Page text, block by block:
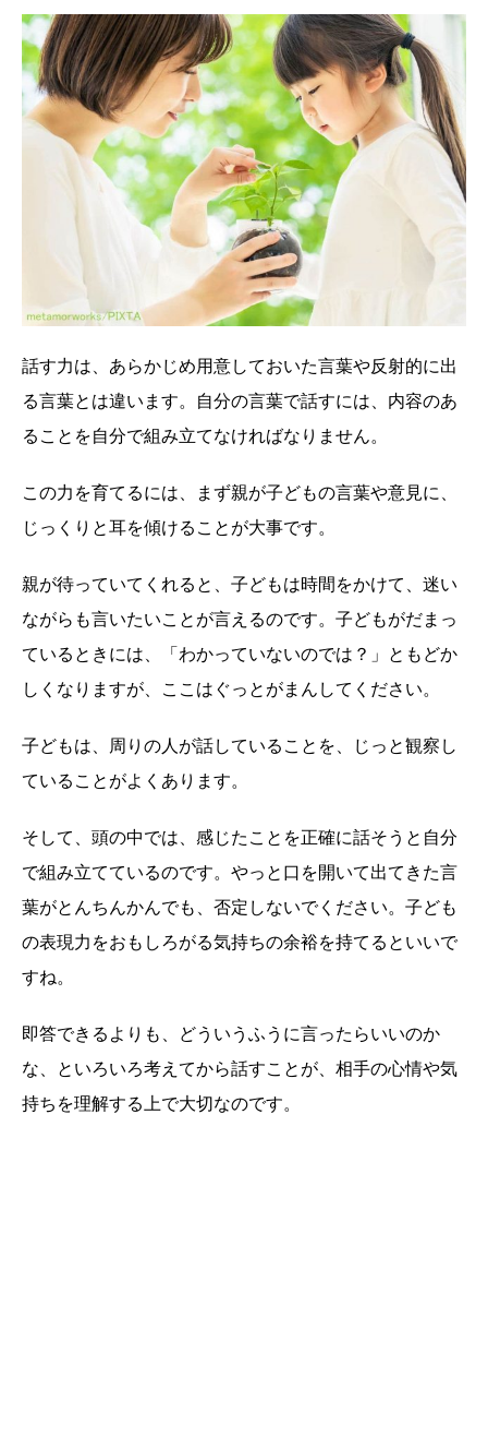
話す力は、あらかじめ用意しておいた言葉や反射的に出
る言葉とは違います。自分の言葉で話すには、内容のあ
ることを自分で組み立てなければなりません。
この力を育てるには、まず親が子どもの言葉や意見に、
じっくりと耳を傾けることが大事です。
親が待っていてくれると、子どもは時間をかけて、迷い
ながらも言いたいことが言えるのです。子どもがだまっ
ているときには、「わかっていないのでは？」ともどか
しくなりますが、ここはぐっとがまんしてください。
子どもは、周りの人が話していることを、じっと観察し
ていることがよくあります。
そして、頭の中では、感じたことを正確に話そうと自分
で組み立てているのです。やっと口を開いて出てきた言
葉がとんちんかんでも、否定しないでください。子ども
の表現力をおもしろがる気持ちの余裕を持てるといいで
すね。
即答できるよりも、どういうふうに言ったらいいのか
な、といろいろ考えてから話すことが、相手の心情や気
持ちを理解する上で大切なのです。